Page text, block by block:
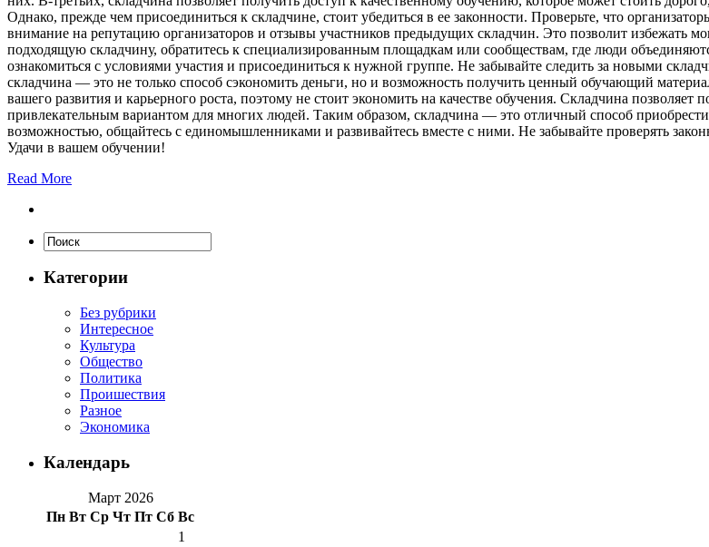
Однако, прежде чем присоединиться к складчине, стоит убедиться в ее законности. Проверьте, что
внимание на репутацию организаторов и отзывы участников предыдущих складчин. Это позволит избежать
подходящую складчину, обратитесь к специализированным площадкам или сообществам, где люди
ознакомиться с условиями участия и присоединиться к нужной группе. Не забывайте следить за новыми
складчина — это не только способ сэкономить деньги, но и возможность получить ценный обучающий
вашего развития и карьерного роста, поэтому не стоит экономить на качестве обучения. Складчина
привлекательным вариантом для многих людей. Таким образом, складчина — это отличный способ
возможностью, общайтесь с единомышленниками и развивайтесь вместе с ними. Не забывайте проверять
Удачи в вашем обучении!
Read More
Категории
Без рубрики
Интересное
Культура
Общество
Политика
Проишествия
Разное
Экономика
Календарь
Март 2026
Пн Вт Ср Чт Пт Сб Вс
1